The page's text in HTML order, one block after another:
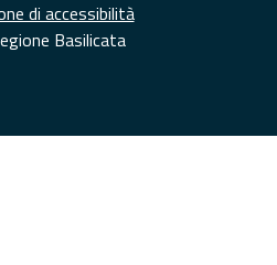
di accessibilità
Basilicata